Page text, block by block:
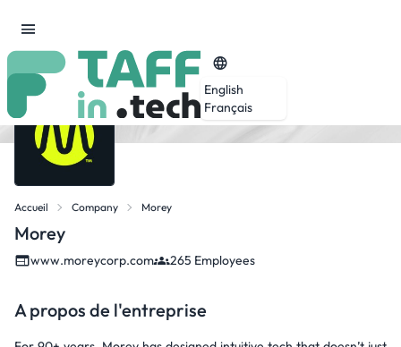
English
Français
Accueil Company Morey
Morey
www.moreycorp.com 265 Employees
A propos de l'entreprise